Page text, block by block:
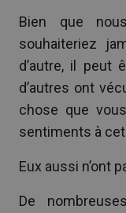
Bien que
souhaiteriez
d’autre, il peut
d’autres ont
chose que
sentiments à
Eux aussi n’ont
De